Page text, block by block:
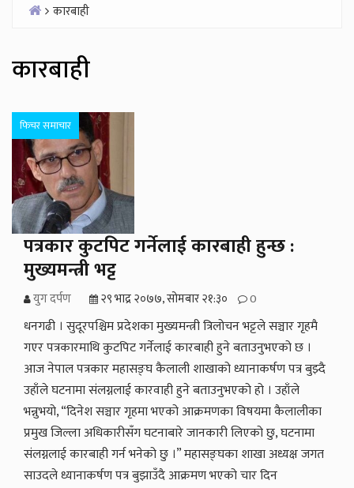
कारबाही
कारबाही
फिचर समाचार
पत्रकार कुटपिट गर्नेलाई कारबाही हुन्छ :
मुख्यमन्त्री भट्ट
युग दर्पण २९ भाद्र २०७७, सोमबार २१:३० 0
धनगढी । सुदूरपश्चिम प्रदेशका मुख्यमन्त्री त्रिलोचन भट्टले सञ्चार गृहमै
गएर पत्रकारमाथि कुटपिट गर्नेलाई कारबाही हुने बताउनुभएको छ ।
आज नेपाल पत्रकार महासङ्घ कैलाली शाखाको ध्यानाकर्षण पत्र बुझ्दै
उहाँले घटनामा संलग्नलाई कारवाही हुने बताउनुभएको हो । उहाँले
भन्नुभयो, “दिनेश सञ्चार गृहमा भएको आक्रमणका विषयमा कैलालीका
प्रमुख जिल्ला अधिकारीसँग घटनाबारे जानकारी लिएको छु, घटनामा
संलग्नलाई कारबाही गर्न भनेको छु ।” महासङ्घका शाखा अध्यक्ष जगत
साउदले ध्यानाकर्षण पत्र बुझाउँदै आक्रमण भएको चार दिन